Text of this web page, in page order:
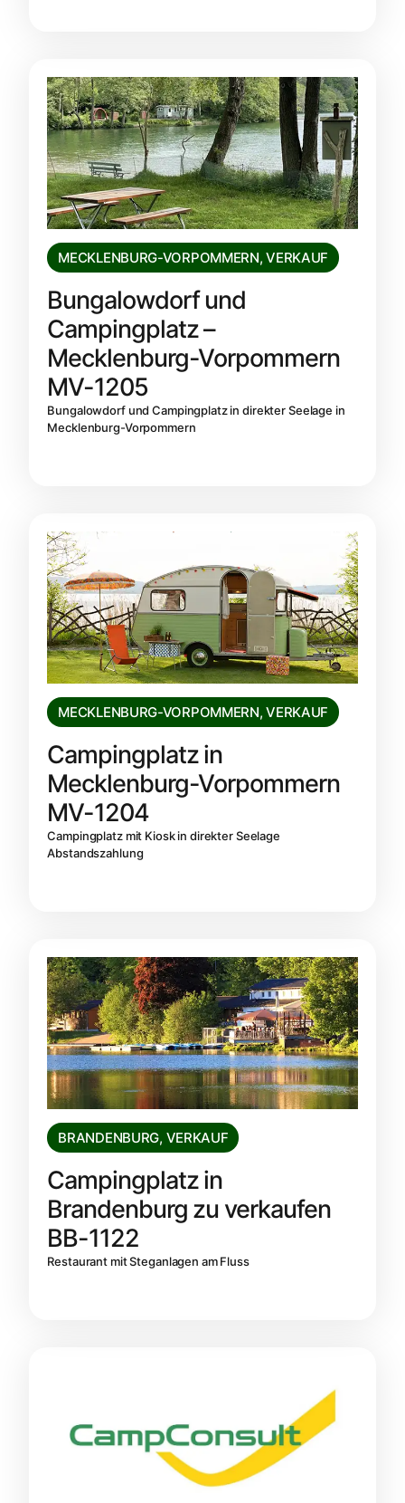
MECKLENBURG-VORPOMMERN,VERKAUF
Bungalowdorf und
Campingplatz –
Mecklenburg-Vorpommern
MV-1205
Bungalowdorf und Campingplatz in direkter Seelage in
Mecklenburg-Vorpommern
MECKLENBURG-VORPOMMERN,VERKAUF
Campingplatz in
Mecklenburg-Vorpommern
MV-1204
Campingplatz mit Kiosk in direkter Seelage
Abstandszahlung
BRANDENBURG, VERKAUF
Campingplatz in
Brandenburg zu verkaufen
BB-1122
Restaurant mit Steganlagen am Fluss